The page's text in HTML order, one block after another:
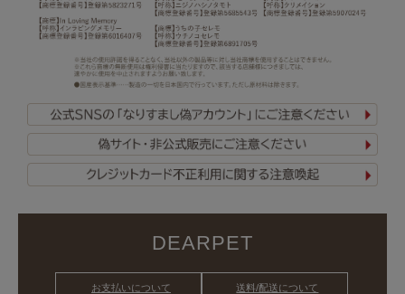
DEARPET
お支払いについて 送料/配送について